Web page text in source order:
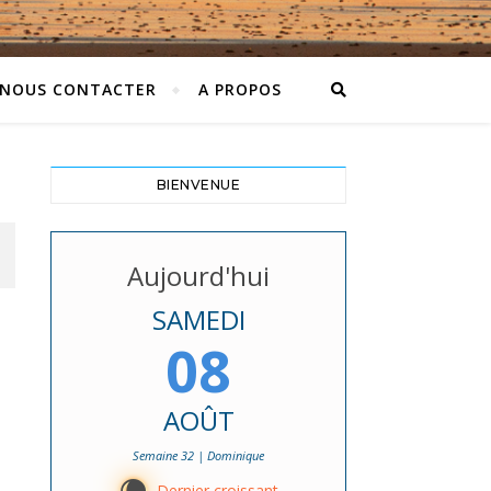
NOUS CONTACTER A PROPOS
BIENVENUE
Aujourd'hui
SAMEDI
08
AOÛT
Semaine 32 | Dominique